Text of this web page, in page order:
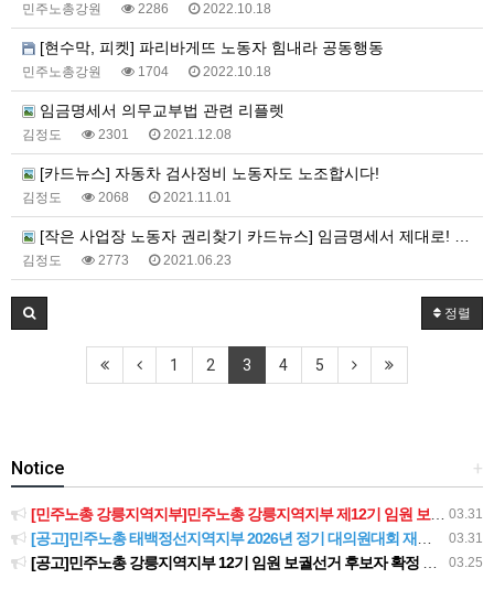
민주노총강원 2286 2022.10.18
[현수막, 피켓] 파리바게뜨 노동자 힘내라 공동행동
민주노총강원 1704 2022.10.18
임금명세서 의무교부법 관련 리플렛
김정도 2301 2021.12.08
[카드뉴스] 자동차 검사정비 노동자도 노조합시다!
김정도 2068 2021.11.01
[작은 사업장 노동자 권리찾기 카드뉴스] 임금명세서 제대로! 일한 만큼 제대로!
김정도 2773 2021.06.23
정렬
1 2 3 4 5
+
Notice
03.31
[민주노총 강릉지역지부]민주노총 강릉지역지부 제12기 임원 보궐선거결과 공고
03.31
[공고]민주노총 태백정선지역지부 2026년 정기 대의원대회 재소집 건
03.25
[공고]민주노총 강릉지역지부 12기 임원 보궐선거 후보자 확정 공고